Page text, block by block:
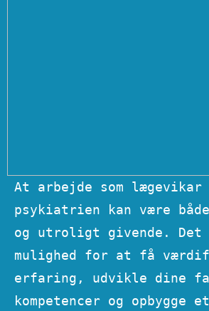
At arbejde som
psykiatrien kan være
og utroligt givende. Det
mulighed for at få
erfaring, udvikle dine
kompetencer og opbygge